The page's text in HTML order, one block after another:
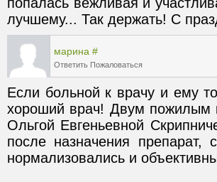
лучшему... Так держать! С
марина #
Ответить Пожаловаться
Если больной к врачу и ему
хороший врач! Двум пожилым
Ольгой Евгеньевной
после назначения препарат,